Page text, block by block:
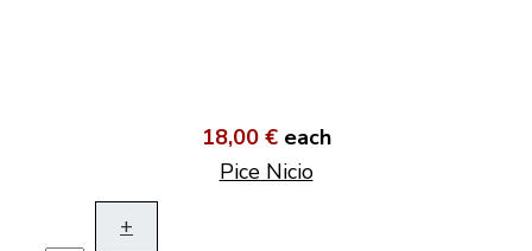
18,00 € each
Pice Nicio
+